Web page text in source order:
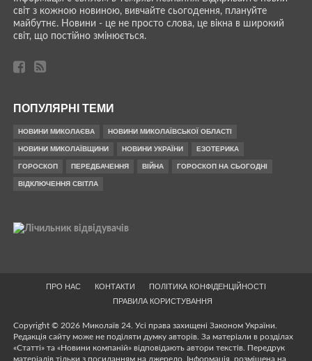
світ з кожною новиною, вивчайте сьогодення, плануйте
майбутнє. Новини - це не просто слова, це вікна в широкий
світ, що постійно змінюється.
ПОПУЛЯРНІ ТЕМИ
НОВИНИ МИКОЛАЄВА НОВИНИ МИКОЛАЇВСЬКОЇ ОБЛАСТІ
НОВИНИ МИКОЛАЇВЩИНИ НОВИНИ УКРАЇНИ ЕЗОТЕРИКА
ГОРОСКОП ПЕРЕДБАЧЕННЯ ВІЙНА ГОРОСКОП НА СЬОГОДНІ
ВІДКЛЮЧЕННЯ СВІТЛА
ПРО НАС КОНТАКТИ
ПОЛІТИКА КОНФІДЕНЦІЙНОСТІ
ПРАВИЛА КОРИСТУВАННЯ
Copyright © 2026 Миколаїв 24. Усі права захищені Законом України.
Редакція сайту може не поділяти думку авторів. За матеріали в розділах
«Статті» та «Новини компаній» відповідають автори текстів. Передрук
матеріалів тільки з посиланням на джерело. Інформація, розміщена на